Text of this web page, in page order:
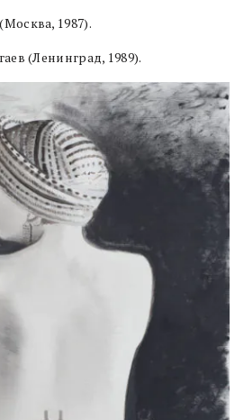
1987).
(Ленинград, 1989).